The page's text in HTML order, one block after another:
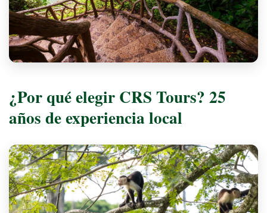
¿Por qué elegir CRS Tours? 25
años de experiencia local